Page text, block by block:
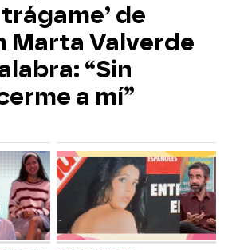
de
Marta Valverde
“Sin
a mí”